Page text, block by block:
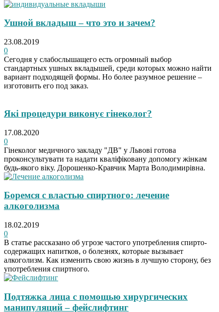
Ушной вкладыш – что это и зачем?
23.08.2019
0
Сегодня у слабослышащего есть огромный выбор
стандартных ушных вкладышей, среди которых можно найти
вариант подходящей формы. Но более разумное решение –
изготовить его под заказ.
Які процедури виконує гінеколог?
17.08.2020
0
Гінеколог медичного закладу "ДВ" у Львові готова
проконсультувати та надати кваліфіковану допомогу жінкам
будь-якого віку. Дорошенко-Кравчик Марта Володимирівна.
Боремся с властью спиртного: лечение
алкоголизма
18.02.2019
0
В статье рассказано об угрозе частого употребления спирто-
содержащих напитков, о болезнях, которые вызывает
алкоголизм. Как изменить свою жизнь в лучшую сторону, без
употребления спиртного.
Подтяжка лица с помощью хирургических
манипуляций – фейслифтинг